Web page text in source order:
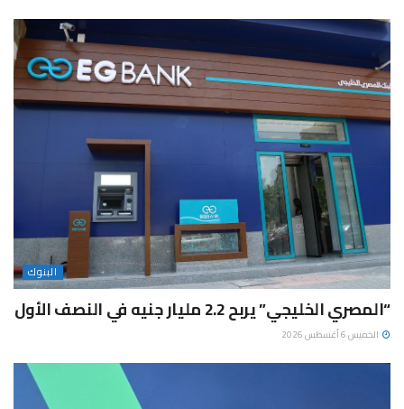
البنوك
“المصري الخليجي” يربح 2.2 مليار جنيه في النصف الأول
الخميس 6 أغسطس 2026